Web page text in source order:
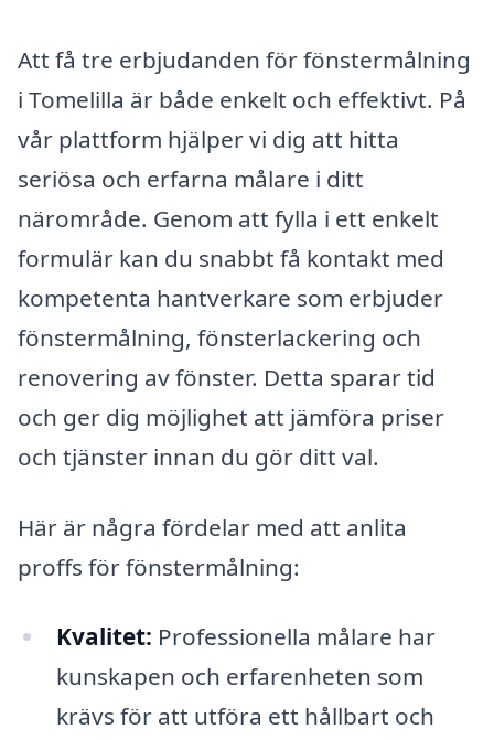
Att få tre erbjudanden för fönstermålning
i Tomelilla är både enkelt och effektivt. På
vår plattform hjälper vi dig att hitta
seriösa och erfarna målare i ditt
närområde. Genom att fylla i ett enkelt
formulär kan du snabbt få kontakt med
kompetenta hantverkare som erbjuder
fönstermålning, fönsterlackering och
renovering av fönster. Detta sparar tid
och ger dig möjlighet att jämföra priser
och tjänster innan du gör ditt val.
Här är några fördelar med att anlita
proffs för fönstermålning:
Kvalitet: Professionella målare har
kunskapen och erfarenheten som
krävs för att utföra ett hållbart och